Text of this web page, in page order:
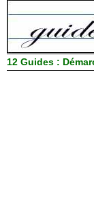
12 Guides :